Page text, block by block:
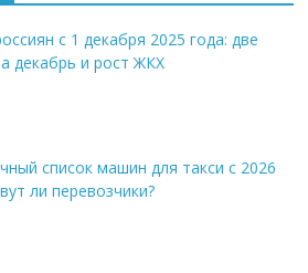
с 1 декабря 2025 года: две
декабрь и рост ЖКХ
список машин для такси с 2026
ли перевозчики?